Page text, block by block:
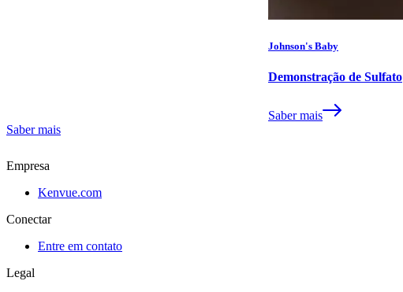
Johnson's Baby
Demonstração de Sulfato
Saber mais
Saber mais
Empresa
Kenvue.com
Conectar
Entre em contato
Legal